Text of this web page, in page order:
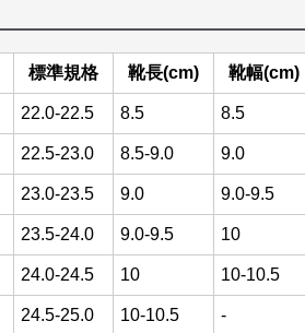
標準規格 靴長(cm) 靴幅(cm)
22.0-22.5 8.5 8.5
22.5-23.0 8.5-9.0 9.0
23.0-23.5 9.0 9.0-9.5
23.5-24.0 9.0-9.5 10
24.0-24.5 10 10-10.5
24.5-25.0 10-10.5 -